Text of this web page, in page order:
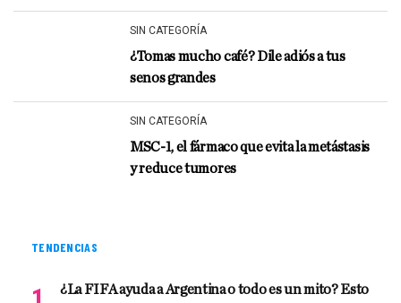
SIN CATEGORÍA
¿Tomas mucho café? Dile adiós a tus
senos grandes
SIN CATEGORÍA
MSC-1, el fármaco que evita la metástasis
y reduce tumores
TENDENCIAS
¿La FIFA ayuda a Argentina o todo es un mito? Esto